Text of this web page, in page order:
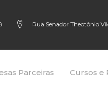
Rua Senador Theotônio
Parceiras Cursos e